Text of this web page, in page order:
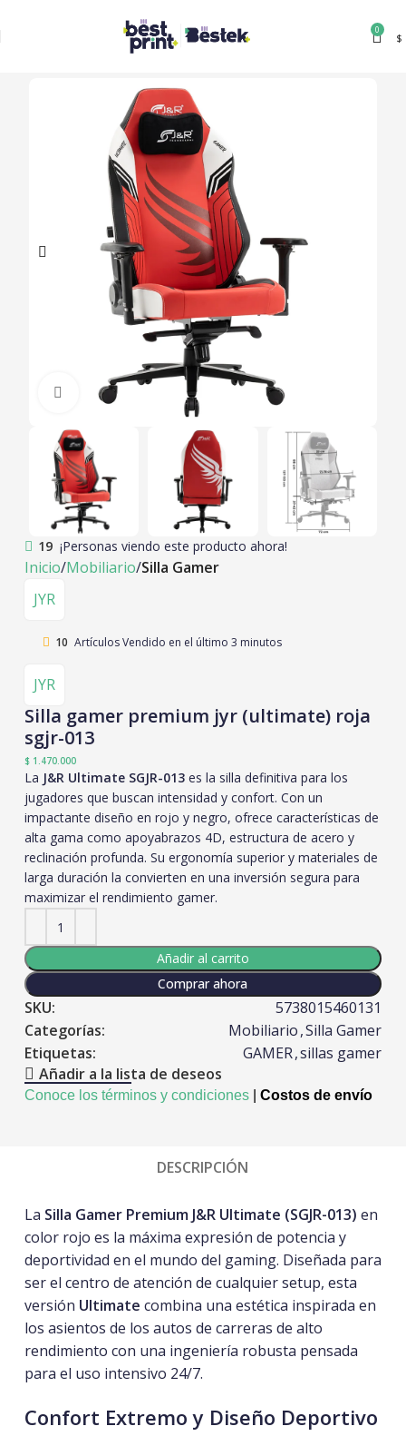
0
$
Clic para ampliar
19 ¡Personas viendo este producto ahora!
Inicio Mobiliario Silla Gamer
JYR
10 Artículos Vendido en el último 3 minutos
Silla gamer premium jyr (ultimate) roja
sgjr-013
JYR
$1.470.000
La J&R Ultimate SGJR-013es la silla definitiva para los
jugadores que buscan intensidad y confort. Con un
impactante diseño en rojo y negro, ofrece características de
alta gama como apoyabrazos 4D, estructura de acero y
reclinación profunda. Su ergonomía superior y materiales de
larga duración la convierten en una inversión segura para
maximizar el rendimiento gamer.
Añadir al carrito
Comprar ahora
SKU:
5738015460131
Categorías:
Mobiliario,Silla Gamer
Etiquetas:
GAMER,sillas gamer
Añadir a la lista de deseos
Conoce los términos y condiciones| Costos de envío
DESCRIPCIÓN
La Silla Gamer Premium J&R Ultimate (SGJR-013) en
color rojo es la máxima expresión de potencia y
deportividad en el mundo del gaming. Diseñada para
ser el centro de atención de cualquier setup, esta
versión Ultimate combina una estética inspirada en
los asientos de los autos de carreras de alto
rendimiento con una ingeniería robusta pensada
para el uso intensivo 24/7.
Confort Extremo y Diseño Deportivo